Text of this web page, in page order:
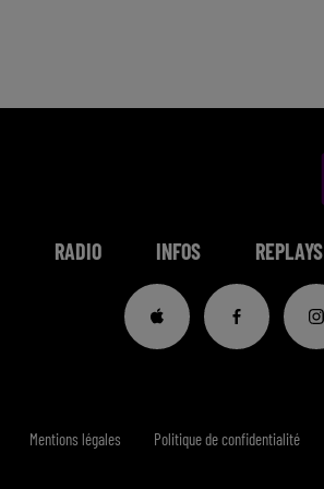
RADIO INFOS REPLAYS
Mentions légales Politique de confidentialité